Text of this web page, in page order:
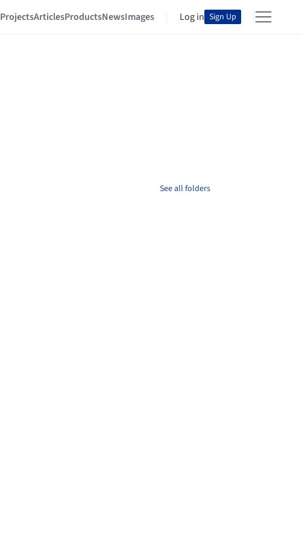
ProjectsArticlesProductsNewsImages Log in Sign Up
See all folders